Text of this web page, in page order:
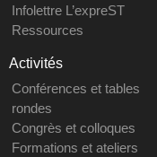
Infolettre L’expreST
Ressources
Activités
Conférences et tables
rondes
Congrès et colloques
Formations et ateliers